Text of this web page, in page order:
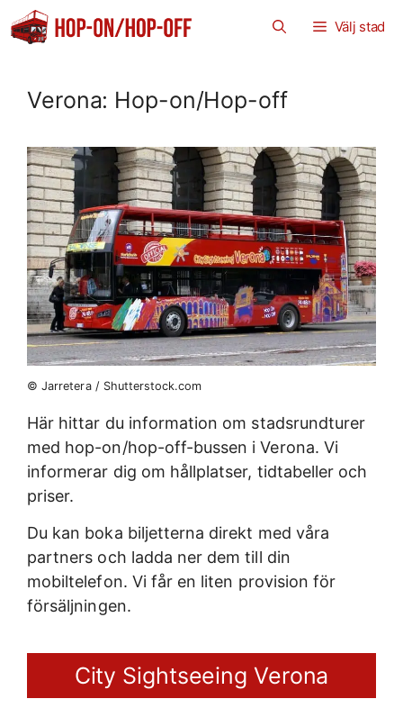
Hoppa
till
Välj stad
Verona: Hop-on/Hop-off
© Jarretera / Shutterstock.com
Här hittar du information om stadsrundturer
med hop-on/hop-off-bussen i Verona. Vi
informerar dig om hållplatser, tidtabeller och
priser.
Du kan boka biljetterna direkt med våra
partners och ladda ner dem till din
mobiltelefon. Vi får en liten provision för
försäljningen.
City Sightseeing Verona